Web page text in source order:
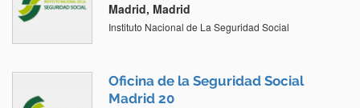
Madrid, Madrid
Instituto Nacional de La Seguridad Social
Oficina de la Seguridad Social
Madrid 20